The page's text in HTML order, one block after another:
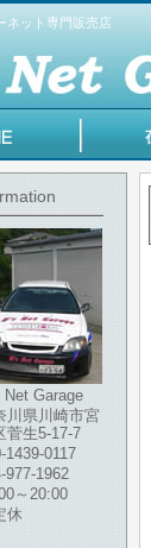
ネット専門販売店
Net Garage
川県川崎市宮
菅生5-17-7
1439-0117
977-1962
～20:00
休